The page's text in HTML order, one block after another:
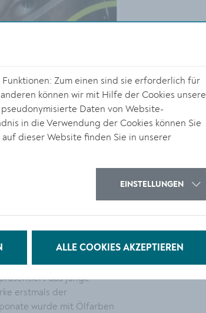
Young Things“ zum
Melissa Engelhardt und
das junge
erstmals der
wurde mit Ölfarben
Zum einen sind sie erforderlich für
können wir mit Hilfe der Cookies unsere
Daten von Website-
in die Verwendung der Cookies können Sie
dieser Website finden Sie in unserer
EINSTELLUNGEN
ALLE COOKIES AKZEPTIEREN